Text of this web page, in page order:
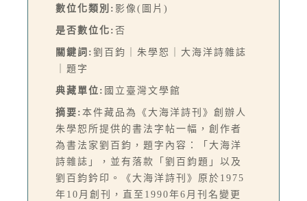
數位化類別: 影像(圖片)
是否數位化: 否
關鍵詞: 劉百鈞｜朱學恕｜大海洋詩雜誌
｜題字
典藏單位: 國立臺灣文學館
摘要: 本件藏品為《大海洋詩刊》創辦人
朱學恕所提供的書法字帖一幅，創作者
為書法家劉百鈞，題字內容：「大海洋
詩雜誌」，並有落款「劉百鈞題」以及
劉百鈞鈐印。《大海洋詩刊》原於1975
年10月創刊，直至1990年6月刊名變更